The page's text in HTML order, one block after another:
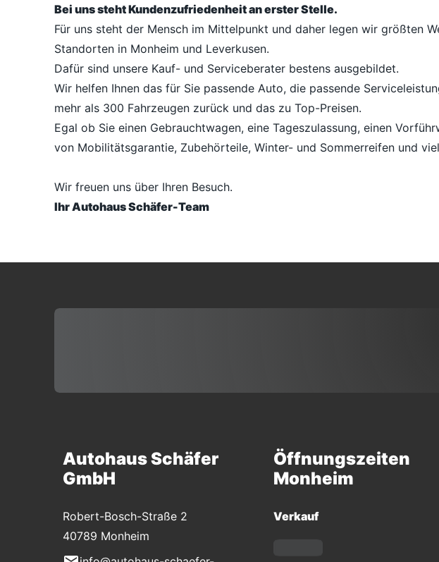
Bei uns steht Kundenzufriedenheit an erster Stelle.
Für uns steht der Mensch im Mittelpunkt und daher legen wir größten
Standorten in Monheim und Leverkusen.
Dafür sind unsere Kauf- und Serviceberater bestens ausgebildet.
Wir helfen Ihnen das für Sie passende Auto, die passende
mehr als 300 Fahrzeugen zurück und das zu Top-Preisen.
Egal ob Sie einen Gebrauchtwagen, eine Tageszulassung, einen
von Mobilitätsgarantie, Zubehörteile, Winter- und Sommerreifen und
Wir freuen uns über Ihren Besuch.
Ihr Autohaus Schäfer-Team
Autohaus Schäfer
GmbH
Robert-Bosch-Straße 2
40789 Monheim
Öffnungszeiten
Monheim
Verkauf